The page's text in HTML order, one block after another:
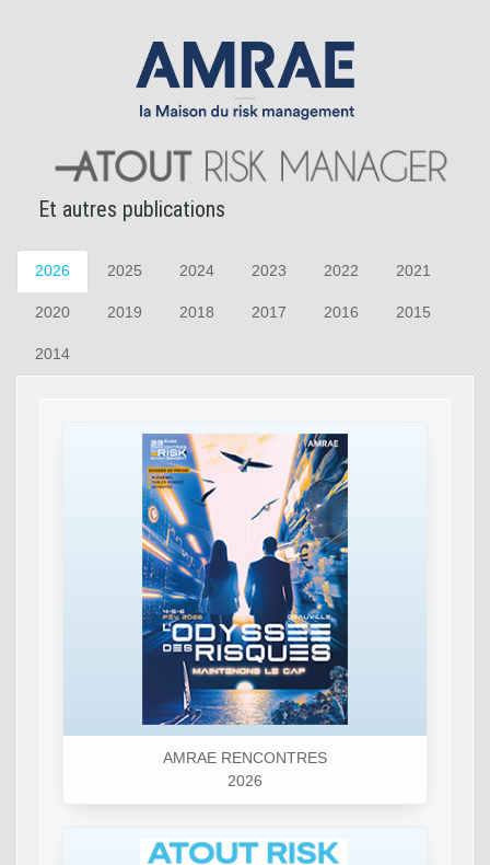
Et autres publications
2026 2025 2024 2023 2022 2021
2020 2019 2018 2017 2016 2015
2014
AMRAE RENCONTRES
2026